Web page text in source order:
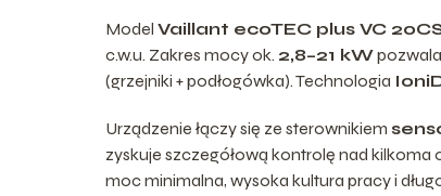
Model Vaillant ecoTEC plus VC
c.w.u. Zakres mocy ok. 2,8–21 kW
(grzejniki + podłogówka). Technologia
Urządzenie łączy się ze sterownikiem
zyskuje szczegółową kontrolę nad kilkoma
moc minimalna, wysoka kultura pracy i